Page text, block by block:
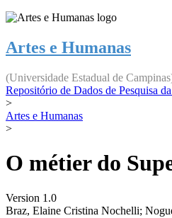
Artes e Humanas
(Universidade Estadual de
Repositório de Dados de Pesquisa
>
Artes e Humanas
>
O métier do
Version 1.0
Braz, Elaine Cristina Nochelli;